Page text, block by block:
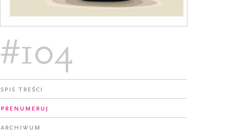
#104
Spis treści
Prenumeruj
Archiwum